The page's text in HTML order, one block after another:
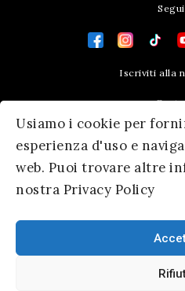
Usiamo i cookie per
esperienza d'uso e
web. Puoi trovare altre
nostra Privacy Policy
Iscriviti alla